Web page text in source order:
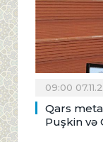
09:00
Qars
Puşkin və